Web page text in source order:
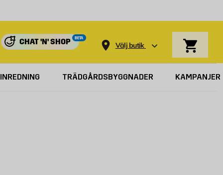
CHAT 'N' SHOP
BETA
Välj butik
INREDNING TRÄDGÅRDSBYGGNADER KAMPANJER